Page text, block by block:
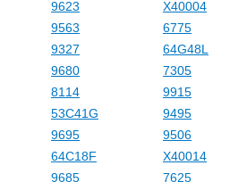
9623
9563
9327
9680
8114
53C41G
9695
64C18F
9685
X40004
6775
64G48L
7305
9915
9495
9506
X40014
7625